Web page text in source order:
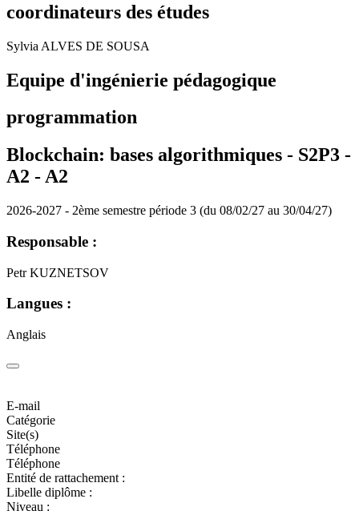
coordinateurs des études
Sylvia ALVES DE SOUSA
Equipe d'ingénierie pédagogique
programmation
Blockchain: bases algorithmiques - S2P3 -
A2 -A2
2026-2027 - 2ème semestre période 3 (du 08/02/27 au 30/04/27)
Responsable :
Petr KUZNETSOV
Langues :
Anglais
E-mail
Catégorie
Site(s)
Téléphone
Téléphone
Entité de rattachement :
Libelle diplôme :
Niveau :